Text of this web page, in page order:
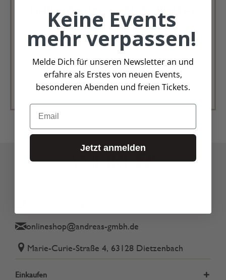
Deko Andreas Newsletter
Immer schön, immer aktuell.
Trag Dich für unseren Newsletter ein &
verpasse keine Angebote mehr
Zur Newsletter Anmeldung
onlineshop@andreas-gmbh.de
Marie-Curie-Straße 4, 63128 Dietzenbach
Einkaufen
Keine Events
mehr verpassen!
Melde Dich für unseren Newsletter an und
erfahre als Erstes von neuen Events,
besonderen Abenden und freien Tickets.
Email
Jetzt anmelden